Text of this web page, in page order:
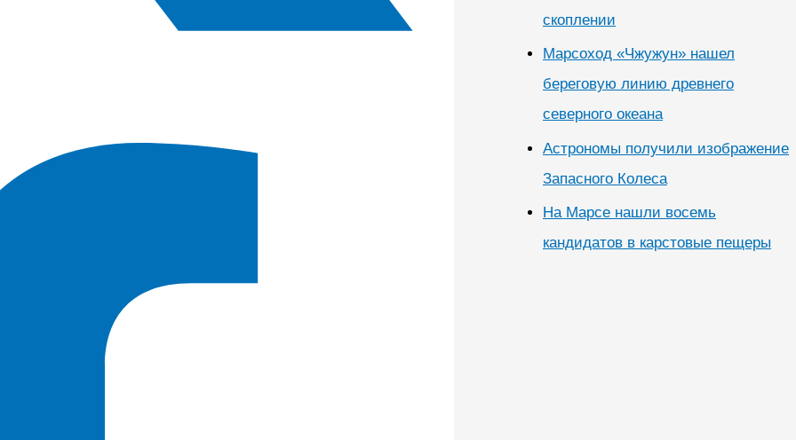
скоплении
Марсоход «Чжужун» нашел
береговую линию древнего
северного океана
Астрономы получили изображение
Запасного Колеса
На Марсе нашли восемь
кандидатов в карстовые пещеры